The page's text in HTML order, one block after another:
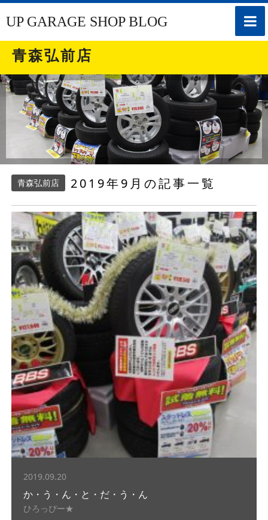
toggle
UP GARAGE SHOP BLOG
青森弘前店
青森弘前店 2019年9月の記事一覧
2019.09.20
か・う・ん・と・だ・う・ん
ひろっぴー★